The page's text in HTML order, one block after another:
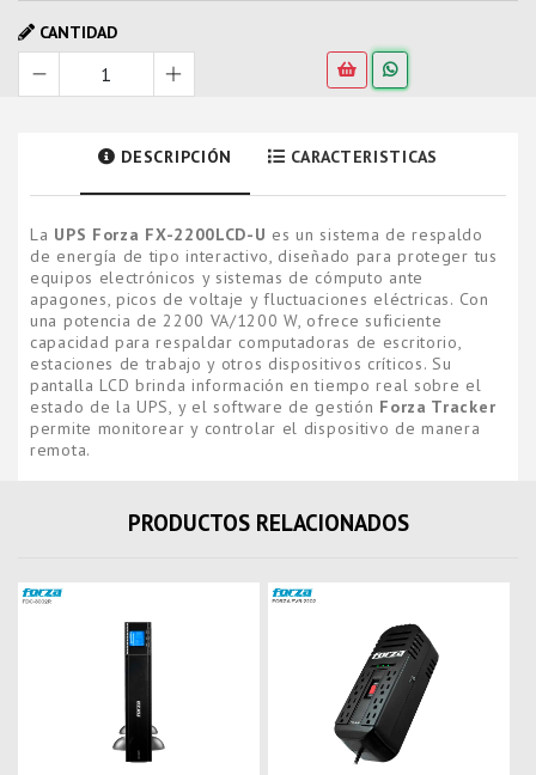
CANTIDAD
DESCRIPCIÓN CARACTERISTICAS
La UPS Forza FX-2200LCD-U es un sistema de respaldo
de energía de tipo interactivo, diseñado para proteger tus
equipos electrónicos y sistemas de cómputo ante
apagones, picos de voltaje y fluctuaciones eléctricas. Con
una potencia de 2200 VA/1200 W, ofrece suficiente
capacidad para respaldar computadoras de escritorio,
estaciones de trabajo y otros dispositivos críticos. Su
pantalla LCD brinda información en tiempo real sobre el
estado de la UPS, y el software de gestión Forza Tracker
permite monitorear y controlar el dispositivo de manera
remota.
PRODUCTOS RELACIONADOS